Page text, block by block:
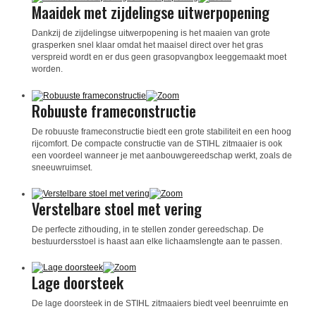
Maaidek met zijdelingse uitwerpopening
Dankzij de zijdelingse uitwerpopening is het maaien van grote
grasperken snel klaar omdat het maaisel direct over het gras
verspreid wordt en er dus geen grasopvangbox leeggemaakt moet
worden.
Robuuste frameconstructie
De robuuste frameconstructie biedt een grote stabiliteit en een hoog
rijcomfort. De compacte constructie van de STIHL zitmaaier is ook
een voordeel wanneer je met aanbouwgereedschap werkt, zoals de
sneeuwruimset.
Verstelbare stoel met vering
De perfecte zithouding, in te stellen zonder gereedschap. De
bestuurdersstoel is haast aan elke lichaamslengte aan te passen.
Lage doorsteek
De lage doorsteek in de STIHL zitmaaiers biedt veel beenruimte en